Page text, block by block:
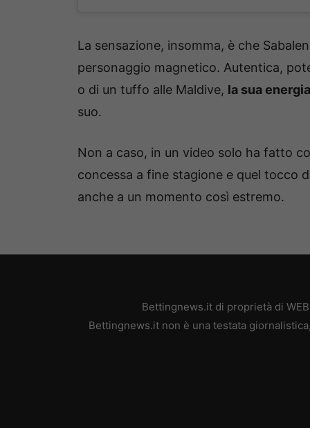
La sensazione, insomma, è che
personaggio magnetico. Autentica,
o di un tuffo alle Maldive, la sua
suo.
Non a caso, in un video solo ha fatto
concessa a fine stagione e quel tocco
anche a un momento così estremo.
Bettingnews.it di proprietà di
Bettingnews.it non è una testata